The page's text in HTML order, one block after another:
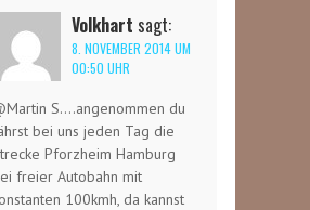
Volkhart sagt:
8. NOVEMBER 2014 UM
00:50 UHR
S….angenommen du
bei uns jeden Tag die
Pforzheim Hamburg
freier Autobahn mit
100kmh, da kannst